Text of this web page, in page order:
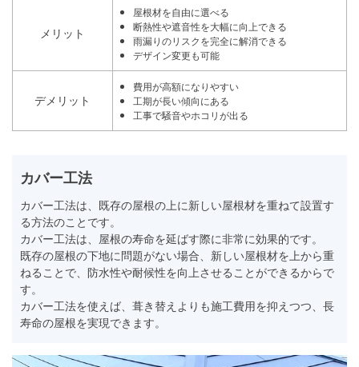
メリット
屋根材を自由に選べる
断熱性や遮音性を大幅に向上できる
雨漏りのリスクを完全に解消できる
デザイン変更も可能
デメリット
費用が高額になりやすい
工期が長い傾向にある
工事で騒音やホコリが出る
カバー工法
カバー工法は、既存の屋根の上に新しい屋根材を重ねて設置す
る方法のことです。
カバー工法は、屋根の寿命を延ばす際に非常に効果的です。
既存の屋根の下地に問題がない場合、新しい屋根材を上から重
ねることで、防水性や耐候性を向上させることができるからで
す。
カバー工法を使えば、葺き替えよりも施工費用を抑えつつ、長
寿命の屋根を実現できます。